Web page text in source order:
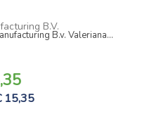
B.V.
B.v. Valeriana...